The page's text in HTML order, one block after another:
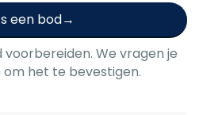
een bod
We vragen je
het te bevestigen.